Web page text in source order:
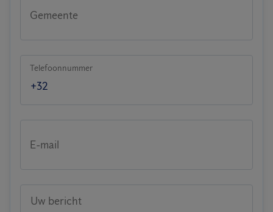
Gemeente
Telefoonnummer
E-mail
Uw bericht